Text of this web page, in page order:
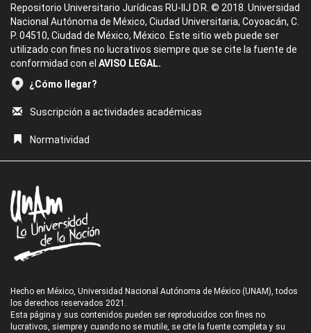
Repositorio Universitario Jurídicas RU-IIJ D.R. © 2018. Universidad
Nacional Autónoma de México, Ciudad Universitaria, Coyoacán, C.
P. 04510, Ciudad de México, México. Este sitio web puede ser
utilizado con fines no lucrativos siempre que se cite la fuente de
conformidad con el AVISO LEGAL.
¿Cómo llegar?
Suscripción a actividades académicas
Normatividad
Hecho en México, Universidad Nacional Autónoma de México (UNAM), todos
los derechos reservados 2021.
Esta página y sus contenidos pueden ser reproducidos con fines no
lucrativos, siempre y cuando no se mutile, se cite la fuente completa y su